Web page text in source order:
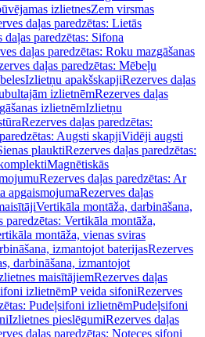
izlietnesZem virsmas
daļas paredzētas: Lietās
daļas paredzētas: Sifona
daļas paredzētas: Roku mazgāšanas
daļas paredzētas: Mēbeļu
Izlietņu apakšskapjiRezerves daļas
izlietnēmRezerves daļas
izlietnēmIzlietņu
Rezerves daļas paredzētas:
Augsti skapjiVidēji augsti
plauktiRezerves daļas paredzētas:
Magnētiskās
Rezerves daļas paredzētas: Ar
apgaismojumaRezerves daļas
Vertikāla montāža, darbināšana,
paredzētas: Vertikāla montāža,
montāža, vienas sviras
izmantojot baterijasRezerves
darbināšana, izmantojot
maisītājiemRezerves daļas
izlietnēmP veida sifoniRezerves
Pudeļsifoni izlietnēmPudeļsifoni
Izlietnes pieslēgumiRezerves daļas
daļas paredzētas: Noteces sifoni